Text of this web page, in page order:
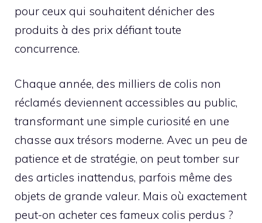
pour ceux qui souhaitent dénicher des
produits à des prix défiant toute
concurrence.
Chaque année, des milliers de colis non
réclamés deviennent accessibles au public,
transformant une simple curiosité en une
chasse aux trésors moderne. Avec un peu de
patience et de stratégie, on peut tomber sur
des articles inattendus, parfois même des
objets de grande valeur. Mais où exactement
peut-on acheter ces fameux colis perdus ?